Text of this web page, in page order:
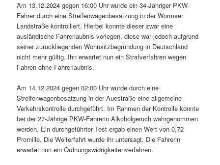
Am 13.12.2024 gegen 16:00 Uhr wurde ein 34-Jähriger PKW-
Fahrer durch eine Streifenwagenbesatzung in der Wormser
Landstraße kontrolliert. Hierbei konnte dieser zwar eine
ausländische Fahrerlaubnis vorlegen, diese war jedoch aufgrund
seiner zurückliegenden Wohnsitzbegründung in Deutschland
nicht mehr gültig. Ihn erwartet nun ein Strafverfahren wegen
Fahren ohne Fahrerlaubnis.
Am 14.12.2024 gegen 02:00 Uhr wurde durch eine
Streifenwagenbesatzung in der Auestraße eine allgemeine
Verkehrskontrolle durchgeführt. Im Rahmen der Kontrolle konnte
bei der 27-Jährige PKW-Fahrerin Alkoholgeruch wahrgenommen
werden. Ein durchgeführter Test ergab einen Wert von 0,72
Promille. Die Weiterfahrt wurde ihr untersagt. Die Fahrerin
erwartet nun ein Ordnungswidrigkeitenverfahren.